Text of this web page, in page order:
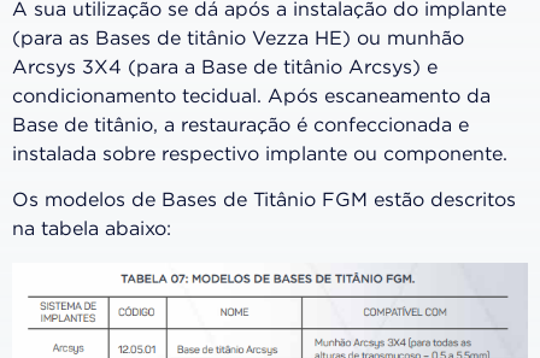
A sua utilização se dá após a instalação do implante
(para as Bases de titânio Vezza HE) ou munhão
Arcsys 3X4 (para a Base de titânio Arcsys) e
condicionamento tecidual. Após escaneamento da
Base de titânio, a restauração é confeccionada e
instalada sobre respectivo implante ou componente.
Os modelos de Bases de Titânio FGM estão descritos
na tabela abaixo: